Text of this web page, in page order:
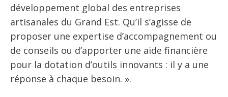
développement global des entreprises
artisanales du Grand Est. Qu’il s’agisse de
proposer une expertise d’accompagnement ou
de conseils ou d’apporter une aide financière
pour la dotation d’outils innovants : il y a une
réponse à chaque besoin. ».